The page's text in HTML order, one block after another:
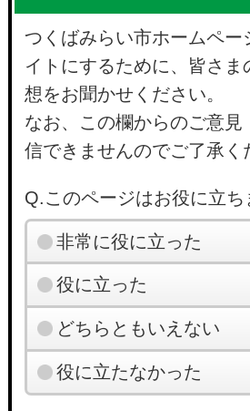
つくばみらい市ホームペー
イトにするために、皆さま
想をお聞かせください。
なお、この欄からのご意見
信できませんのでご了承く
Q.このページはお役に立ち
非常に役に立った
役に立った
どちらともいえない
役に立たなかった